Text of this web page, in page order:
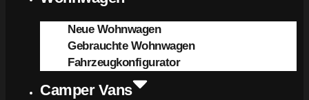
Neue Wohnwagen
Gebrauchte Wohnwagen
Fahrzeugkonfigurator
Camper Vans